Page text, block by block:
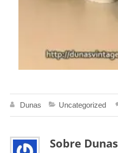
Dunas Uncategorized
Sobre Dunas